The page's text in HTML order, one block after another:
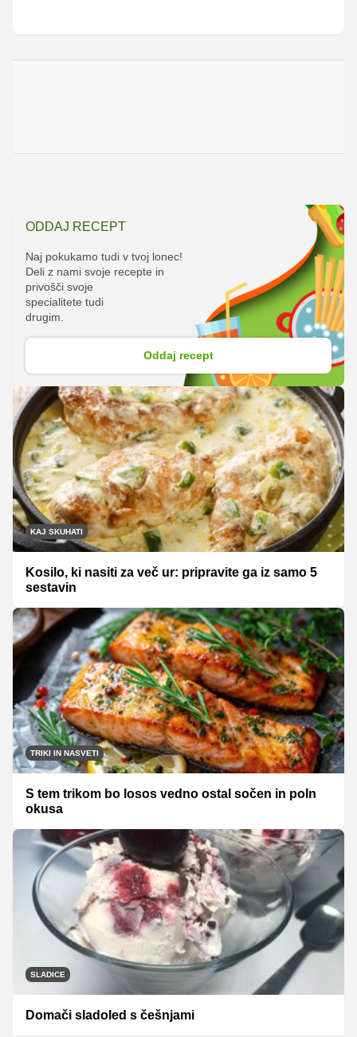
ODDAJ RECEPT
Naj pokukamo tudi v tvoj lonec!
Deli z nami svoje recepte in
privošči svoje
specialitete tudi
drugim.
Oddaj recept
KAJ SKUHATI
Kosilo, ki nasiti za več ur: pripravite ga iz samo 5
sestavin
TRIKI IN NASVETI
S tem trikom bo losos vedno ostal sočen in poln
okusa
SLADICE
Domači sladoled s češnjami